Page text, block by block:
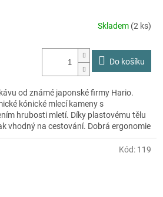
Skladem (2 ks)
Do košíku
od známé japonské firmy Hario.
kónické mlecí kameny s
hrubosti mletí. Díky plastovému tělu
vhodný na cestování. Dobrá ergonomie
ruce.
Kód: 119